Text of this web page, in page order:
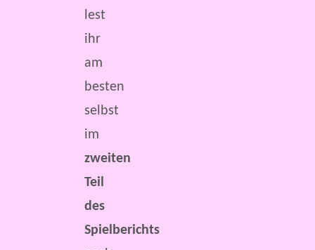
lest
ihr
am
besten
selbst
im
zweiten
Teil
des
Spielberichts